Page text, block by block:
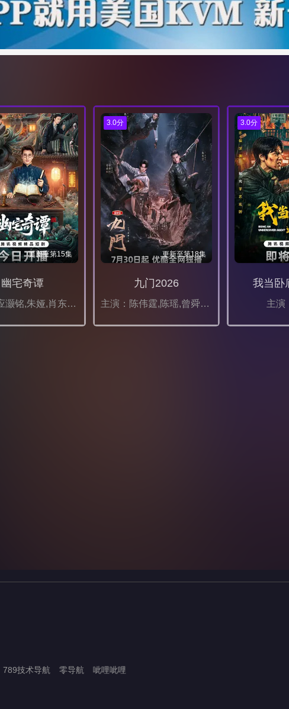
更新至第15集
幽宅奇谭
主演：应灏铭,朱娅,肖东昊,宋未央
3.0分
更新至第18集
九门2026
主演：陈伟霆,陈瑶,曾舜晞,王茂蕾,王奕婷,李乃文,释小龙,应灏铭,季肖冰,胡耘豪,徐正溪,章涛,王祖一,刘畅,杨钧丞,杨昊博,陈鸿锦,吴圣麒,林秋楠,扈帷,雷丰瑞
3.0分
我当卧
主演
789技术导航 零导航 呲哩呲哩